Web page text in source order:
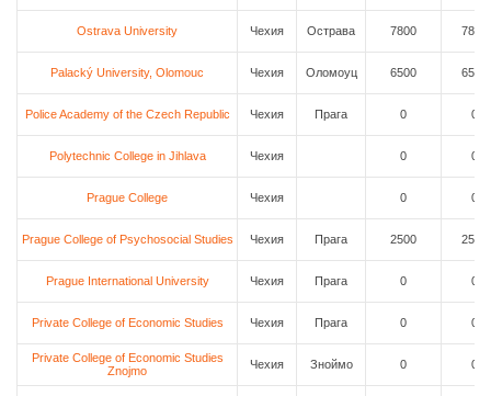
Ostrava University Чехия Острава 7800 7800
Palacký University, Olomouc Чехия Оломоуц 6500 6500
Police Academy of the Czech Republic Чехия Прага 0 0
Polytechnic College in Jihlava Чехия 0 0
Prague College Чехия 0 0
Prague College of Psychosocial Studies Чехия Прага 2500 2500
Prague International University Чехия Прага 0 0
Private College of Economic Studies Чехия Прага 0 0
Private College of Economic Studies
Znojmo
Чехия Зноймо 0 0